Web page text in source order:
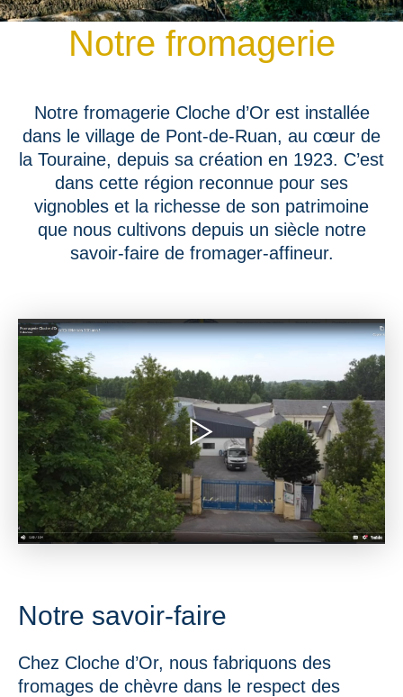
Notre fromagerie
Notre fromagerie Cloche d’Or est installée
dans le village de Pont-de-Ruan, au cœur de
la Touraine, depuis sa création en 1923. C’est
dans cette région reconnue pour ses
vignobles et la richesse de son patrimoine
que nous cultivons depuis un siècle notre
savoir-faire de fromager-affineur.
Notre savoir-faire
Chez Cloche d’Or, nous fabriquons des
fromages de chèvre dans le respect des